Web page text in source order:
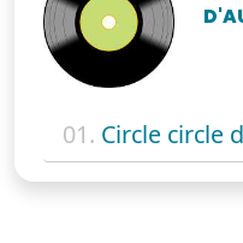
01. Circle circle